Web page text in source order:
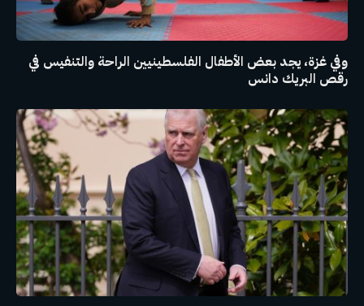
وفي غزة، يجد بعض الأطفال الفلسطينيين الراحة والتنفيس في
رقص البريك دانس